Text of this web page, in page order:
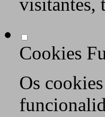
Cookies
Os